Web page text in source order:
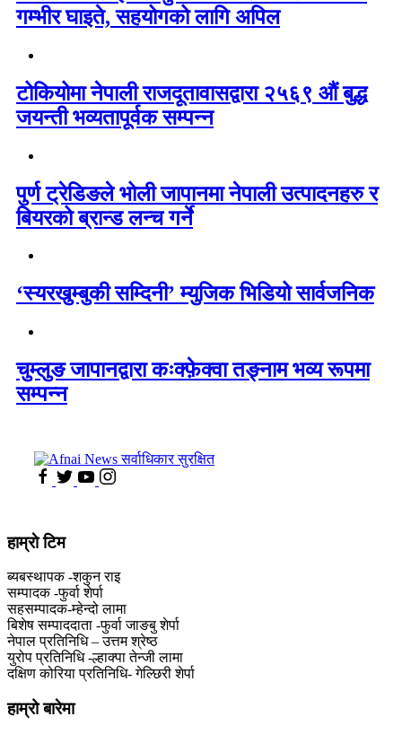
गम्भीर घाइते, सहयोगको लागि अपिल
टोकियोमा नेपाली राजदूतावासद्वारा २५६९ औं बुद्ध
जयन्ती भव्यतापूर्वक सम्पन्न
पुर्ण ट्रेडिङले भोली जापानमा नेपाली उत्पादनहरु र
बियरको ब्रान्ड लन्च गर्ने
‘स्यरखुम्बुकी सम्दिनी’ म्युजिक भिडियो सार्वजनिक
चुम्लुङ जापानद्वारा कःक्फ़ेक्वा तङ्नाम भव्य रूपमा
सम्पन्न
हाम्राे टिम
ब्यबस्थापक -शकुन राइ
सम्पादक -फुर्वा शेर्पा
सहसम्पादक-म्हेन्दो लामा
‍बिशेष सम्पाददाता -फुर्वा जा‌ङबु शेर्पा
नेपाल प्रतिनिधि – उत्तम श्रेष्ठ
युरोप प्रतिनिधि -ल्हाक्पा तेन्जी लामा
दक्षिण कोरिया प्रतिनिधि- गेल्छिरी शेर्पा
हाम्रो बारेमा